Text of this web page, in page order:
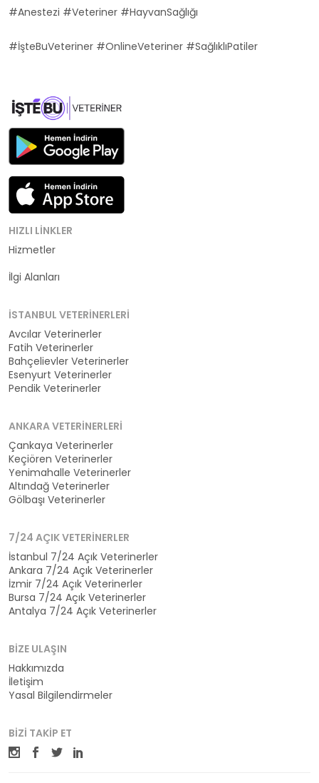
#Anestezi #Veteriner #HayvanSağlığı
#İşteBuVeteriner #OnlineVeteriner #SağlıklıPatiler
HIZLI LINKLER
Hizmetler
İlgi Alanları
İSTANBUL VETERINERLERI
Avcılar Veterinerler
Fatih Veterinerler
Bahçelievler Veterinerler
Esenyurt Veterinerler
Pendik Veterinerler
ANKARA VETERINERLERI
Çankaya Veterinerler
Keçiören Veterinerler
Yenimahalle Veterinerler
Altındağ Veterinerler
Gölbaşı Veterinerler
7/24 AÇIK VETERINERLER
İstanbul 7/24 Açık Veterinerler
Ankara 7/24 Açık Veterinerler
İzmir 7/24 Açık Veterinerler
Bursa 7/24 Açık Veterinerler
Antalya 7/24 Açık Veterinerler
BIZE ULAŞIN
Hakkımızda
İletişim
Yasal Bilgilendirmeler
BIZI TAKIP ET